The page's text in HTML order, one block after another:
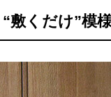
敷くだけ”模